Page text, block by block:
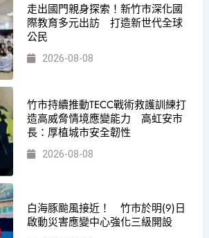
走出國門親身探索！新竹市深化國
際教育多元出訪 打造新世代全球
公民
2026-08-08
竹市持續推動TECC戰術救護訓練打
造高威脅情境應變能力 高虹安市
長：厚植城市安全韌性
2026-08-08
白海豚颱風接近！ 竹市於明(9)日
啟動災害應變中心強化三級開設